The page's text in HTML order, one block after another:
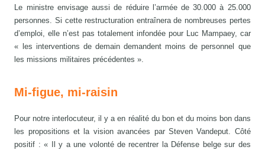
Le ministre envisage aussi de réduire l’armée de 30.000 à 25.000
personnes. Si cette restructuration entraînera de nombreuses pertes
d’emploi, elle n’est pas totalement infondée pour Luc Mampaey, car
« les interventions de demain demandent moins de personnel que
les missions militaires précédentes ».
Mi-figue, mi-raisin
Pour notre interlocuteur, il y a en réalité du bon et du moins bon dans
les propositions et la vision avancées par Steven Vandeput. Côté
positif : « Il y a une volonté de recentrer la Défense belge sur des